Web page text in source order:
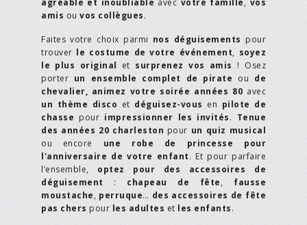
agréable et inoubliable avec votre famille, vos
amis ou vos collègues.
Faites votre choix parmi nos déguisements pour
trouver le costume de votre événement, soyez
le plus original et surprenez vos amis ! Osez
porter un ensemble complet de pirate ou de
chevalier, animez votre soirée années 80 avec
un thème disco et déguisez-vous en pilote de
chasse pour impressionner les invités. Tenue
des années 20 charleston pour un quiz musical
ou encore une robe de princesse pour
l'anniversaire de votre enfant. Et pour parfaire
l’ensemble, optez pour des accessoires de
déguisement : chapeau de fête, fausse
moustache, perruque… des accessoires de fête
pas chers pour les adultes et les enfants.